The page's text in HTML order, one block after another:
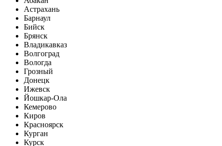
Астрахань
Барнаул
Бийск
Брянск
Владикавказ
Волгоград
Вологда
Грозный
Донецк
Ижевск
Йошкар-Ола
Кемерово
Киров
Красноярск
Курган
Курск